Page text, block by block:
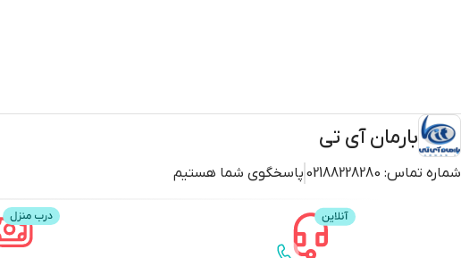
بارمان آی تی
شماره تماس: 02188228280 پاسخگوی شما هستیم